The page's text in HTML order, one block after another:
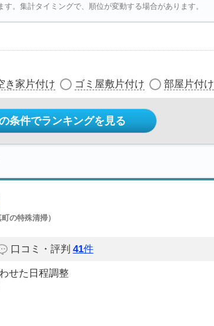
。集計タイミングで、順位が変動する場合があります。
き家片付け ゴミ屋敷片付け 部屋片付け
条件でランキングを見る
の特殊清掃）
口コミ・評判 41件
せた日程調整